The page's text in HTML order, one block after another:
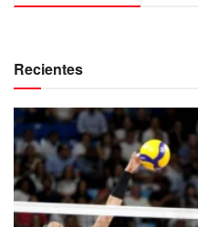
Recientes